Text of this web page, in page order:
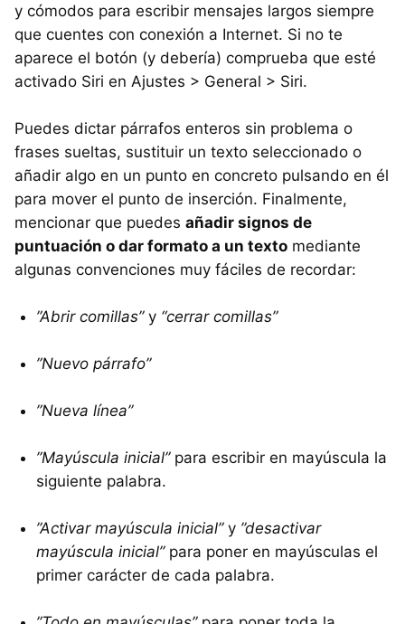
y cómodos para escribir mensajes largos siempre
que cuentes con conexión a Internet. Si no te
aparece el botón (y debería) comprueba que esté
activado Siri en Ajustes > General > Siri.
Puedes dictar párrafos enteros sin problema o
frases sueltas, sustituir un texto seleccionado o
añadir algo en un punto en concreto pulsando en él
para mover el punto de inserción. Finalmente,
mencionar que puedes añadir signos de
puntuación o dar formato a un texto mediante
algunas convenciones muy fáciles de recordar:
”Abrir comillas”y “cerrar comillas”
”Nuevo párrafo”
”Nueva línea”
”Mayúscula inicial”para escribir en mayúscula la
siguiente palabra.
”Activar mayúscula inicial”y ”desactivar
mayúscula inicial”para poner en mayúsculas el
primer carácter de cada palabra.